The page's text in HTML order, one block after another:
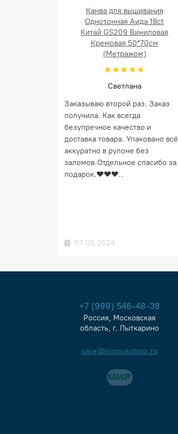
Канва для вышивания
Однотонная Аида 18ct
Китай GS209 Виниловая
Кремовая 50*70см
(Метражом)
Светлана
Заказываю второй раз. Заказ
получила. Как всегда
безупречное качество и
доставка товара. Упаковано всё
аккуратно в рулоне без
заломов.Отдельное спасибо за
подарок.❤️❤️❤️..
07.05.2024
+7 (999) 546-48-38
Россия, Московская
область, г. Лыткарино
sale@hlopokshop.ru